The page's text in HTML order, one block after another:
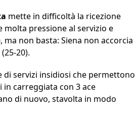
mette in difficoltà la ricezione
molta pressione al servizio e
non basta: Siena non accorcia
(25-20).
di servizi insidiosi che permettono
in carreggiata con 3 ace
di nuovo, stavolta in modo